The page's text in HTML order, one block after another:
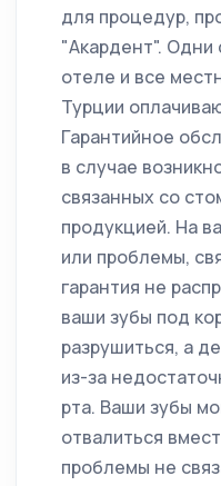
для процедур,
"Акардент". Одни
отеле и все
Турции
Гарантийное
в случае
связанных со
продукцией. На
или проблемы,
гарантия не
ваши зубы под
разрушиться, а
из-за
рта. Ваши зубы
отвалиться
проблемы не